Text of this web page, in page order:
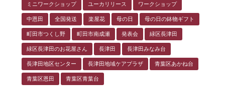
ミニワークショップ ユーカリリース ワークショップ
中恩田 全国発送 楽屋花 母の日 母の日の鉢物ギフト
町田市つくし野 町田市南成瀬 発表会 緑区長津田
緑区長津田のお花屋さん 長津田 長津田みなみ台
長津田地区センター 長津田地域ケアプラザ 青葉区あかね台
青葉区恩田 青葉区青葉台